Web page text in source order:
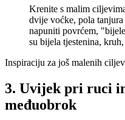
Krenite s malim
dvije voćke, pola
napuniti povrćem,
su bijela tjestenina,
Inspiraciju za još malenih
3. Uvijek pri ruci
međuobrok